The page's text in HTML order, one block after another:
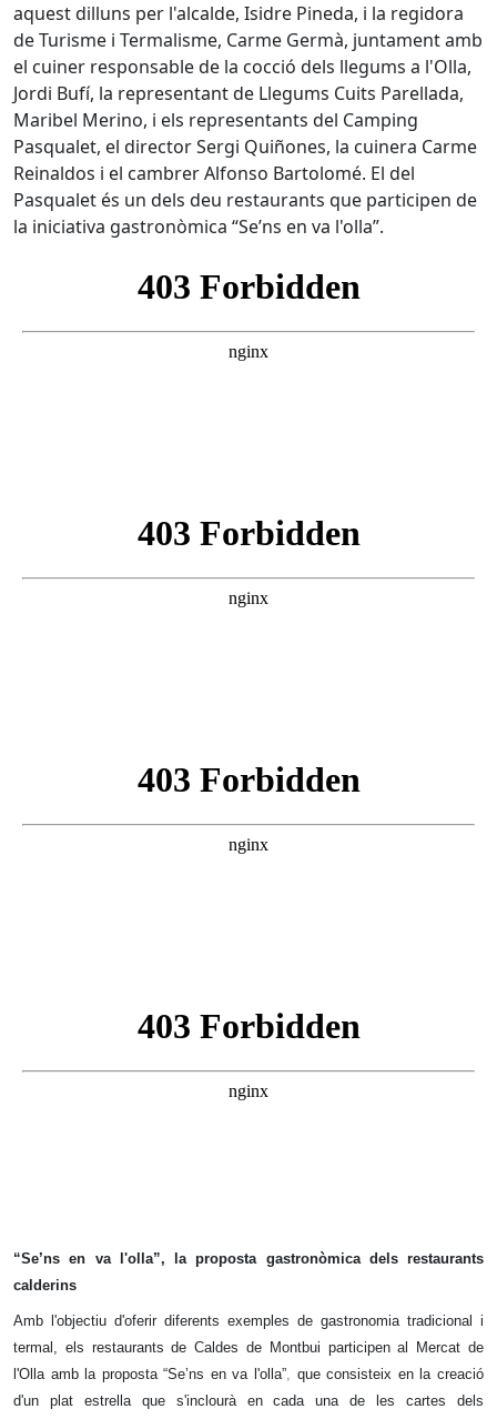
aquest dilluns per l'alcalde, Isidre Pineda, i la regidora
de Turisme i Termalisme, Carme Germà, juntament amb
el cuiner responsable de la cocció dels llegums a l'Olla,
Jordi Bufí, la representant de Llegums Cuits Parellada,
Maribel Merino, i els representants del Camping
Pasqualet, el director Sergi Quiñones, la cuinera Carme
Reinaldos i el cambrer Alfonso Bartolomé. El del
Pasqualet és un dels deu restaurants que participen de
la iniciativa gastronòmica “Se’ns en va l'olla”.
“Se’ns en va l'olla”, la proposta gastronòmica dels restaurants
calderins
Amb l'objectiu d'oferir diferents exemples de gastronomia tradicional i
termal, els restaurants de Caldes de Montbui participen al Mercat de
l'Olla amb la proposta “Se’ns en va l'olla”, que consisteix en la creació
d'un plat estrella que s'inclourà en cada una de les cartes dels